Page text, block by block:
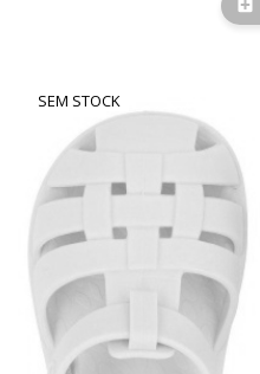
SEM STOCK